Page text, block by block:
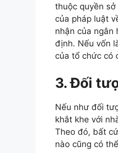
thuộc quyền
của pháp luật
nhận của ngân
định. Nếu vốn
của tổ chức có
3. Đối
Nếu như đối
khắt khe với
Theo đó, bất
nào cũng có